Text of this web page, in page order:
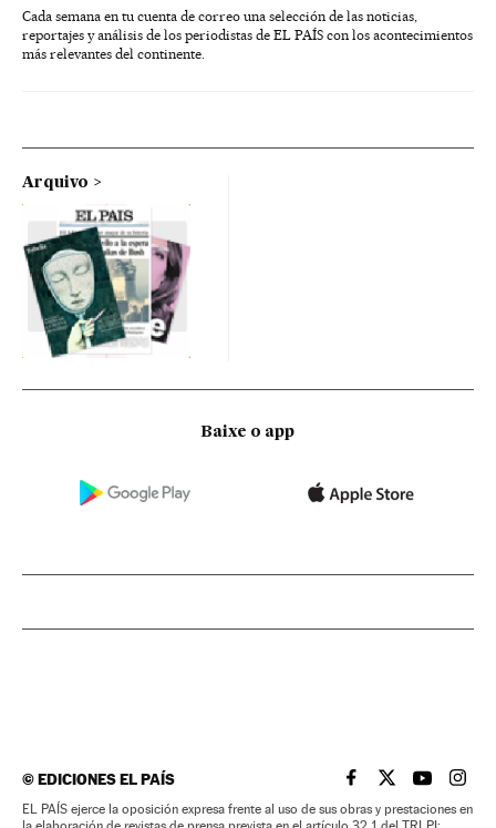
Cada semana en tu cuenta de correo una selección de las noticias,
reportajes y análisis de los periodistas de EL PAÍS con los acontecimientos
más relevantes del continente.
Arquivo
Baixe o app
©EDICIONES EL PAÍS EL PAÍS BRASIL EN
EL PAÍSEL PAÍS
EL
EL PAÍS ejerce la oposición expresa frente al uso de sus obras y prestaciones en